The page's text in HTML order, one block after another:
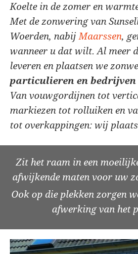
Koelte in de zomer en
Met de zonwering van
Woerden, nabijMaarssen,
wanneer u dat wilt. Al meer
leveren en plaatsen we
particulieren en bedrijven
Van vouwgordijnen tot
markiezen tot rolluiken en
tot overkappingen: wij
Zit het raam in een
afwijkende maten voor uw
Ook op die plekken zorgen
afwerking van het